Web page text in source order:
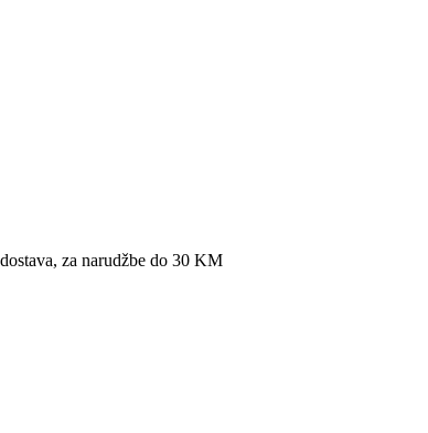
za narudžbe do 30 KM